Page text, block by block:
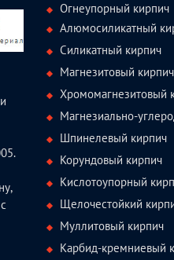
Огнеупорный кирпич
Алюмосиликатный
Силикатный кирпич
Магнезитовый кирпич
Хромомагнезитовый
Магнезиально-
Шпинелевый кирпич
Корундовый кирпич
Кислотоупорный
Щелочестойкий
Муллитовый кирпич
Карбид-кремниевый